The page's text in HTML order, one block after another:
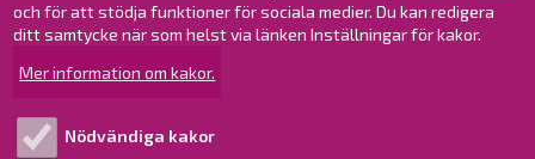
och för att stödja funktioner för sociala medier. Du kan redigera
ditt samtycke när som helst via länken Inställningar för kakor.
Mer information om kakor.
Nödvändiga kakor
Brahestad på Facebook
Brahestad på LinkedIn